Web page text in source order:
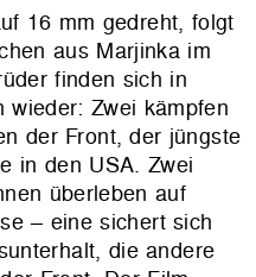
16 mm gedreht, folgt
aus Marjinka im
finden sich in
wieder: Zwei kämpfen
der Front, der jüngste
in den USA. Zwei
überleben auf
– eine sichert sich
die andere